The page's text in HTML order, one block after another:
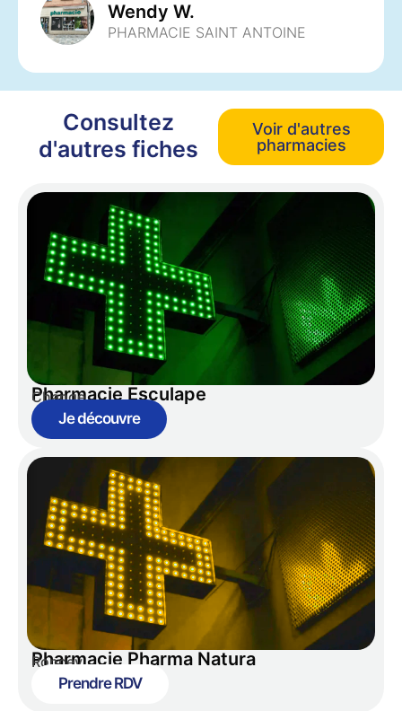
Wendy W.
PHARMACIE SAINT ANTOINE
Consultez
d'autres fiches
Voir d'autres
pharmacies
Pharmacie Esculape
Change
Je découvre
Pharmacie Pharma Natura
Roncey
Prendre RDV